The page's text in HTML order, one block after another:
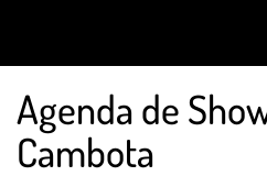
Agenda de
Cambota